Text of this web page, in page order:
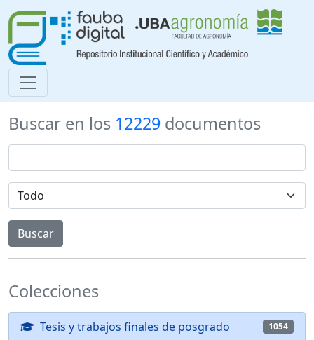
Buscar en los 12229 documentos
Colecciones
Tesis y trabajos finales de posgrado 1054